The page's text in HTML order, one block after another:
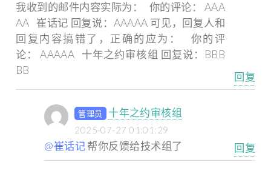
我收到的邮件内容实际为：
你的评论： AAA
AA
崔话记 回复说：AAAAA 可见，回复人和
回复内容搞错了，正确的应为：
你的评
论： AAAAA
十年之约审核组 回复说：BBB
BB
回复
管理员 十年之约审核组
2025-07-27 01:01:29
@崔话记帮你反馈给技术组了 回复